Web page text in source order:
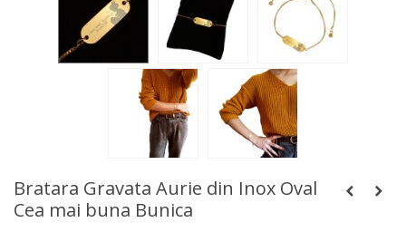
Bratara Gravata Aurie din Inox Oval
Cea mai buna Bunica